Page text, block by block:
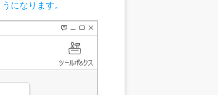
になります。